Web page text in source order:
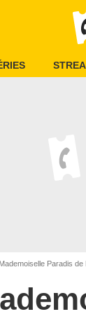
Mademoiselle Paradis de